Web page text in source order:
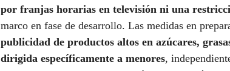
por franjas horarias en televisión ni una
marco en fase de desarrollo. Las medidas en
publicidad de productos altos en azúcares,
dirigida específicamente a menores,